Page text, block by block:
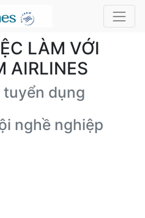
LÀM VỚI
AIRLINES
dụng
nghề nghiệp